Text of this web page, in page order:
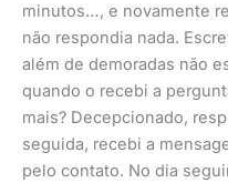
minutos…, e novamente
não respondia nada.
além de demoradas não
quando o recebi a
mais? Decepcionado,
seguida, recebi a
pelo contato. No dia